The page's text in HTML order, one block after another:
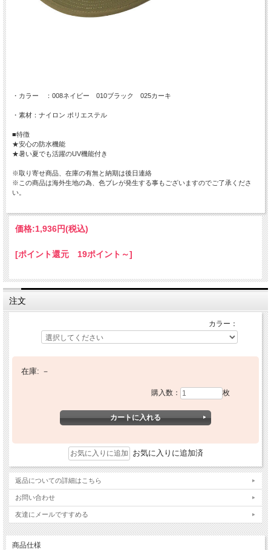
・カラー ：008ネイビー 010ブラック 025カーキ
・素材：ナイロン ポリエステル
■特徴
★安心の防水機能
★暑い夏でも活躍のUV機能付き
※取り寄せ商品、在庫の有無と納期は後日連絡
※この商品は海外生地の為、色ブレが発生する事もございますのでご了承くださ
い。
価格:1,936円(税込)
[ポイント還元 19ポイント～]
注文
カラー：
在庫: －
購入数： 枚
お気に入りに追加済
返品についての詳細はこちら
お問い合わせ
友達にメールですすめる
商品仕様